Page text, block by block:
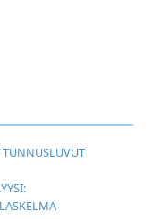
TUNNUSLUVUT